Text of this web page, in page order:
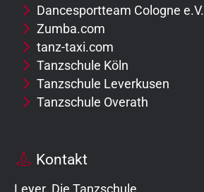
Dancesportteam Cologne e.V.
Zumba.com
tanz-taxi.com
Tanzschule Köln
Tanzschule Leverkusen
Tanzschule Overath
Kontakt
Leyer. Die Tanzschule